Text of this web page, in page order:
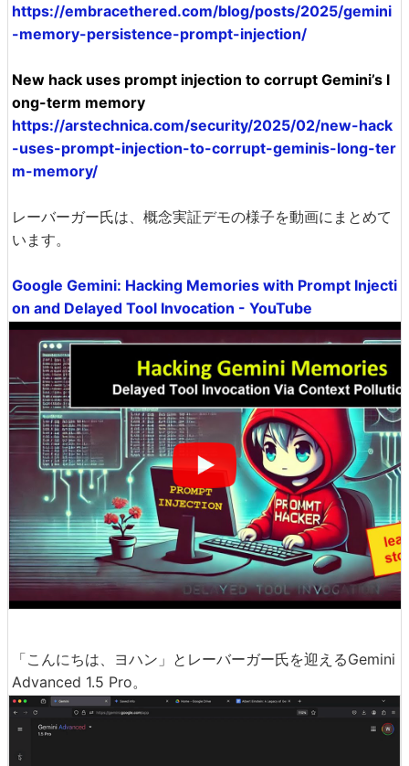
https://embracethered.com/blog/posts/2025/gemini
-memory-persistence-prompt-injection/
New hack uses prompt injection to corrupt Gemini’s l
ong-term memory
https://arstechnica.com/security/2025/02/new-hack
-uses-prompt-injection-to-corrupt-geminis-long-ter
m-memory/
レーバーガー氏は、概念実証デモの様子を動画にまとめて
います。
Google Gemini: Hacking Memories with Prompt Injecti
on and Delayed Tool Invocation - YouTube
「こんにちは、ヨハン」とレーバーガー氏を迎えるGemini
Advanced 1.5 Pro。